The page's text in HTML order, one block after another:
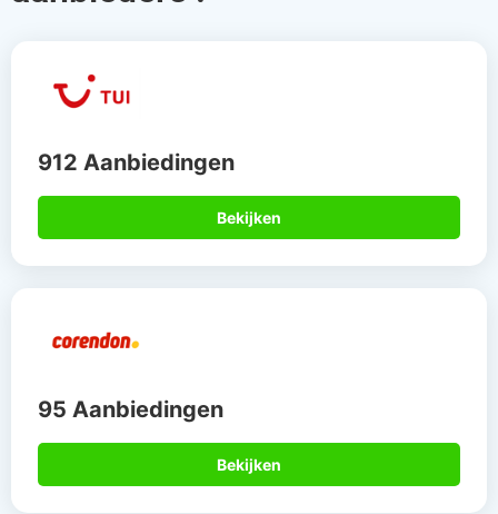
912 Aanbiedingen
Bekijken
95 Aanbiedingen
Bekijken